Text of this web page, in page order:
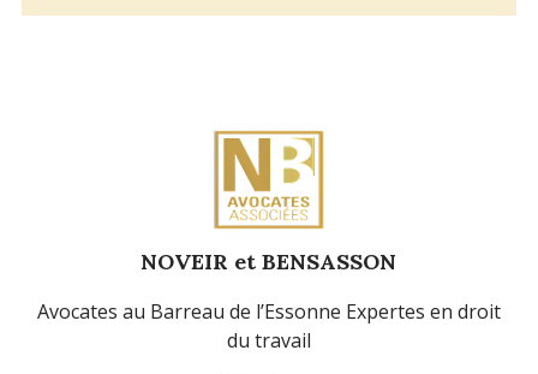
NOVEIR et BENSASSON
Avocates au Barreau de l’Essonne Expertes en droit
du travail